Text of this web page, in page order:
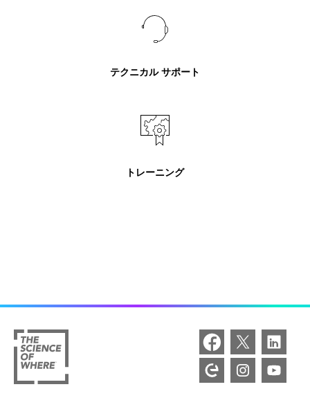
テクニカル サポート
トレーニング